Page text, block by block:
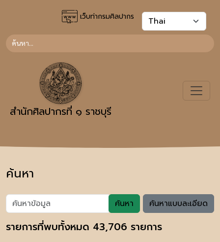
เว็บท่ากรมศิลปากร
สำนักศิลปากรที่ ๑ ราชบุรี
ค้นหา
ค้นหา ค้นหาแบบละเอียด
รายการที่พบทั้งหมด 43,706 รายการ